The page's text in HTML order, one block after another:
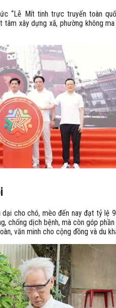
“Lễ Mít tinh trực truyến toàn
xây dựng xã, phường không ma
cho chó, mèo đến nay đạt tỷ lệ
chống dịch bệnh, mà còn góp
văn minh cho cộng đồng và du